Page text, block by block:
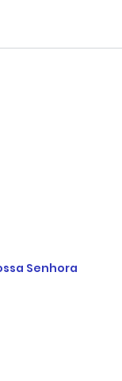
Senhora